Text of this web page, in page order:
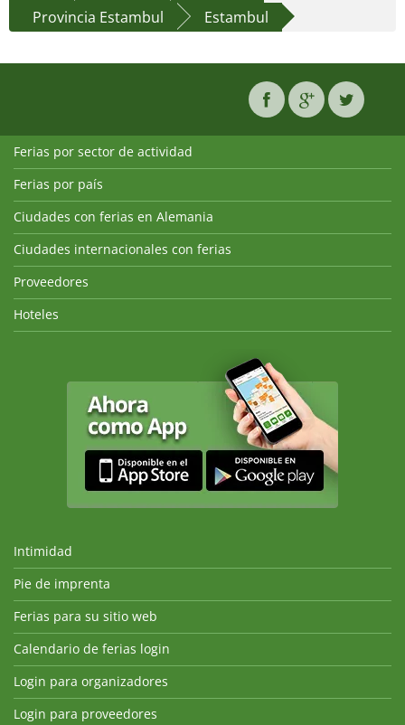
Provincia Estambul
Estambul
Ferias por sector de actividad
Ferias por país
Ciudades con ferias en Alemania
Ciudades internacionales con ferias
Proveedores
Hoteles
Intimidad
Pie de imprenta
Ferias para su sitio web
Calendario de ferias login
Login para organizadores
Login para proveedores